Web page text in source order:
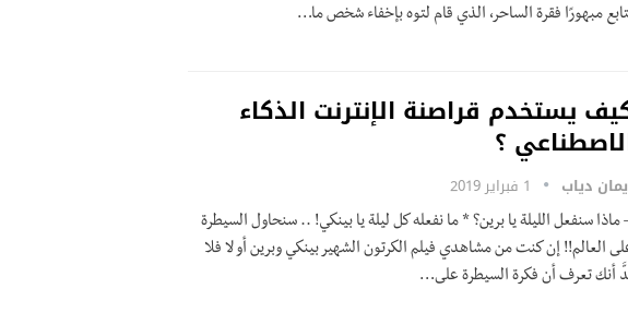
مبهورًا فقرة الساحر، الذي قام لتوه بإخفاء شخص ما…
يستخدم قراصنة الإنترنت الذكاء
؟
دياب 1 فبراير 2019
ماذا سنفعل الليلة يا برين؟ * ما نفعله كل ليلة يا بينكي! .. سنحاول السيطرة
العالم!! إن كنت من مشاهدي فيلم الكرتون الشهير بينكي وبرين أو لا فلا
أنك تعرف أن فكرة السيطرة على…